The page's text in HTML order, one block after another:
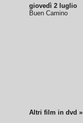
giovedì 2 luglio
Buen Camino
Altri film in dvd »